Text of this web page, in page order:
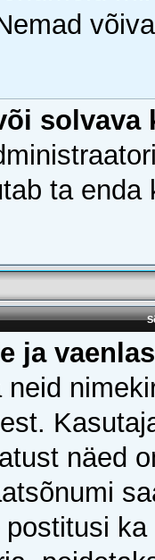
ta
ja
näed